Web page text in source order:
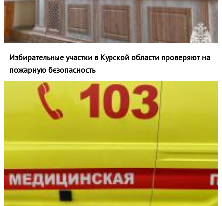
Избирательные участки в Курской области проверяют на
пожарную безопасность